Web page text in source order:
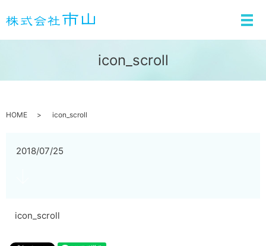
メ
icon_scroll
HOME icon_scroll
2018/07/25
icon_scroll